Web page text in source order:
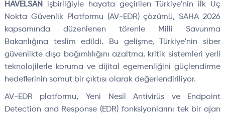
HAVELSAN
işbirliğiyle hayata geçirilen Türkiye'nin ilk Uç
Nokta Güvenlik Platformu (AV-EDR) çözümü, SAHA 2026
kapsamında düzenlenen törenle Milli Savunma
Bakanlığına teslim edildi. Bu gelişme, Türkiye'nin siber
güvenlikte dışa bağımlılığını azaltma, kritik sistemleri yerli
teknolojilerle koruma ve dijital egemenliğini güçlendirme
hedeflerinin somut bir çıktısı olarak değerlendiriliyor.
AV-EDR platformu, Yeni Nesil Antivirüs ve Endpoint
Detection and Response (EDR) fonksiyonlarını tek bir ajan